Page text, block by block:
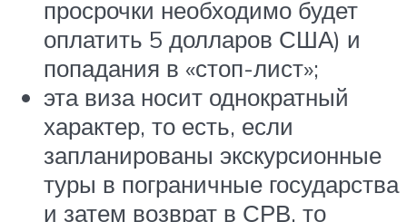
просрочки необходимо будет
оплатить 5 долларов США) и
попадания в «стоп-лист»;
эта виза носит однократный
характер, то есть, если
запланированы экскурсионные
туры в пограничные государства
и затем возврат в СРВ, то